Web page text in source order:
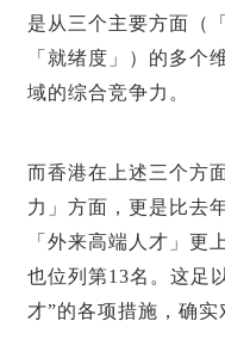
是从三个主要方面（
「就绪度」）的多个
域的综合竞争力。
而香港在上述三个方
力」方面，更是比去
「外来高端人才」更
也位列第13名。这足
才”的各项措施，确实